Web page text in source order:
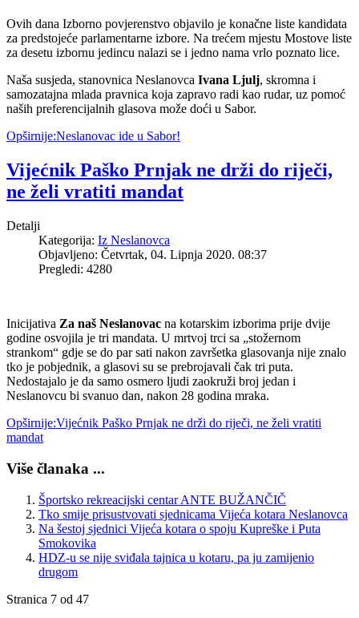
Ovih dana Izborno povjerenstvo objavilo je konačne liste kandidata
za predstojeće parlamentarne izbore. Na trećem mjestu Mostove liste
za desetu izbornu jedincu nalazi se i jedno nama vrlo poznato lice.
Naša susjeda, stanovnica Neslanovca Ivana Ljulj, skromna i
samozatajna mlada pravnica koja zapravo radi kao rudar, uz pomoć
naših preferencijalnih glasova može doći u Sabor.
Opširnije:Neslanovac ide u Sabor!
Vijećnik Paško Prnjak ne drži do riječi,
ne želi vratiti mandat
Detalji
Kategorija: Iz Neslanovca
Objavljeno: Četvrtak, 04. Lipnja 2020. 08:37
Pregledi: 4280
Inicijativa Za naš Neslanovac na kotarskim izborima prije dvije
godine osvojila je tri mandata. U mrtvoj trci sa „stožernom
strankom“ gdje se do par sati nakon završetka glasovanja nije znalo
tko je pobjednik, a glasovi su se prebrojavali čak tri puta.
Nedostajalo je da samo osmero ljudi zaokruži broj jedan i
Neslanovcu bi svanuo dan, nakon 28 godina mraka.
Opširnije:Vijećnik Paško Prnjak ne drži do riječi, ne želi vratiti
mandat
Više članaka ...
Športsko rekreacijski centar ANTE BUŽANČIČ
Tko smije prisustvovati sjednicama Vijeća kotara Neslanovca
Na šestoj sjednici Vijeća kotara o spoju Kupreške i Puta
Smokovika
HDZ-u se nije sviđala tajnica u kotaru, pa ju zamijenio
drugom
Stranica 7 od 47